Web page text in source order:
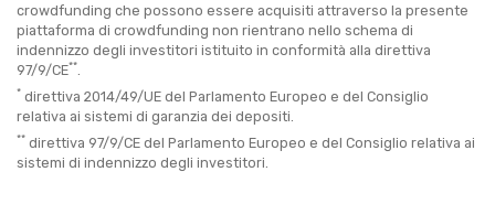
crowdfunding che possono essere acquisiti attraverso la presente
piattaforma di crowdfunding non rientrano nello schema di
indennizzo degli investitori istituito in conformità alla direttiva
97/9/CE**
* direttiva 2014/49/UE del Parlamento Europeo e del Consiglio
relativa ai sistemi di garanzia dei depositi.
** direttiva 97/9/CE del Parlamento Europeo e del Consiglio relativa ai
sistemi di indennizzo degli investitori.